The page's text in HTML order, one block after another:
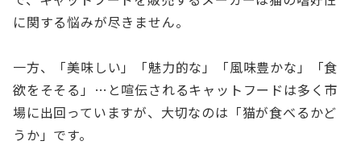
に関する悩みが尽きません。
一方、「美味しい」「魅力的な」「風味豊かな」「食
欲をそそる」…と喧伝されるキャットフードは多く市
場に出回っていますが、大切なのは「猫が食べるかど
うか」です。